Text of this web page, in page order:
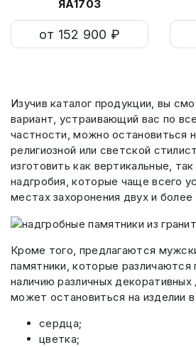
ЯА1703
от 152 900 ₽
Изучив каталог продукции, вы
вариант, устраивающий вас по
частности, можно остановиться
религиозной или светской
изготовить как вертикальные,
надгробия, которые чаще всего
местах захоронения двух и
Кроме того, предлагаются
памятники, которые различаются
наличию различных
может остановиться на изделии
сердца;
цветка;